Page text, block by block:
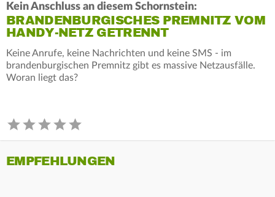
Kein Anschluss an diesem Schornstein:
BRANDENBURGISCHES PREMNITZ VOM
HANDY-NETZ GETRENNT
Keine Anrufe, keine Nachrichten und keine SMS - im
brandenburgischen Premnitz gibt es massive Netzausfälle.
Woran liegt das?
EMPFEHLUNGEN